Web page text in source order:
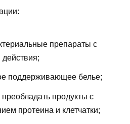
препараты с
поддерживающее белье;
продукты с
протеина и клетчатки;